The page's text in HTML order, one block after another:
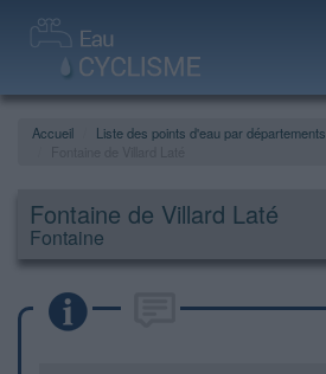
Accueil Liste des points d'eau par départements
Fontaine de Villard Laté
Fontaine